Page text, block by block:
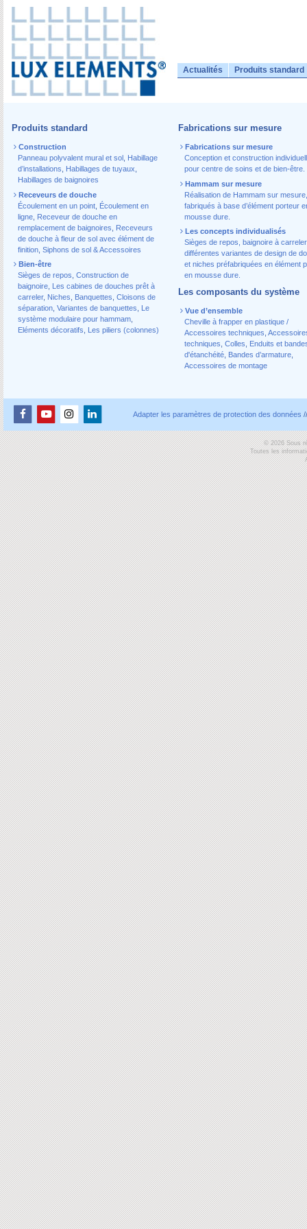
Actualités Produits standard
Produits standard
Construction
Panneau polyvalent mural et sol Habillage
d’installations
Habillages de tuyaux
Habillages de baignoires
Receveurs de douche
Écoulement en un point Écoulement en
ligne Receveur de douche en
remplacement de baignoires
Receveurs
de douche à fleur de sol avec élément de
finition Siphons de sol & Accessoires
Bien-être
Sièges de repos Construction de
baignoire
Les cabines de douches prêt à
carreler, Niches Banquettes Cloisons de
séparation Variantes de banquettes
Le
système modulaire pour hammam
Eléments décoratifs
Les piliers (colonnes)
Fabrications sur mesure
Fabrications sur mesure
Conception et construction
pour centre de soins et de bien-être.
Hammam sur mesure
Réalisation de Hammam sur mesure,
fabriqués à base d’élément porteur
mousse dure.
Les concepts individualisés
Sièges de repos, baignoire à
différentes variantes de design de
et niches préfabriquées en élément
en mousse dure.
Les composants du système
Vue d’ensemble
Cheville à frapper en plastique /
Accessoires techniques
techniques Colles
Enduits et
d'étanchéité, Bandes d’armature,
Accessoires de montage
Adapter les paramètres de protection des données
© 2026 Sous
Toutes les